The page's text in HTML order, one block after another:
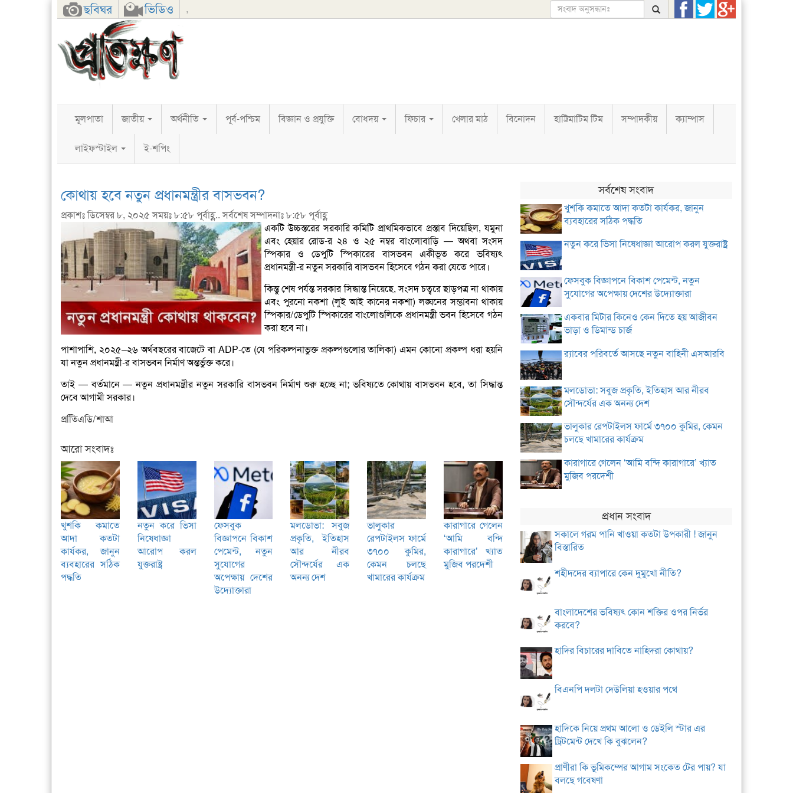
ছবিঘর ভিডিও ,
FacebookTwitterGoogle+
মূলপাতা জাতীয় অর্থনীতি পূর্ব-পশ্চিম বিজ্ঞান ও প্রযুক্তি বোধদয় ফিচার খেলার মাঠ বিনোদন হাট্টিমাটিম টিম সম্পাদকীয় ক্যাম্পাস
লাইফস্টাইল ই-শপিং
কোথায় হবে নতুন প্রধানমন্ত্রীর বাসভবন?
প্রকাশঃ ডিসেম্বর ৮, ২০২৫ সময়ঃ ৮:৫৮ পূর্বাহ্ণ.. সর্বশেষ সম্পাদনাঃ ৮:৫৮ পূর্বাহ্ণ
একটি উচ্চস্তরের সরকারি কমিটি প্রাথমিকভাবে প্রস্তাব দিয়েছিল, যমুনা
এবং হেয়ার রোড-র ২৪ ও ২৫ নম্বর বাংলোবাড়ি — অথবা সংসদ
স্পিকার ও ডেপুটি স্পিকারেরবাসভবন একীভূত করে ভবিষ্যৎ
প্রধানমন্ত্রী-র নতুন সরকারি বাসভবন হিসেবে গঠন করা যেতে পারে।
কিন্তু শেষ পর্যন্ত সরকার সিদ্ধান্ত নিয়েছে, সংসদ চত্বরে ছাড়পত্র না থাকায়
এবং পুরনো নকশা (লুই আই কানের নকশা) লঙ্ঘনের সম্ভাবনা থাকায়
স্পিকার/ডেপুটিস্পিকারের বাংলোগুলিকে প্রধানমন্ত্রী ভবন হিসেবে গঠন
করা হবে না।
পাশাপাশি, ২০২৫–২৬ অর্থবছরের বাজেটে বা ADP-তে (যে পরিকল্পনাভুক্ত প্রকল্পগুলোর তালিকা) এমন কোনো প্রকল্প ধরা হয়নি
যা নতুন প্রধানমন্ত্রী-র বাসভবননির্মাণ অন্তর্ভুক্ত করে।
তাই — বর্তমানে — নতুন প্রধানমন্ত্রীর নতুন সরকারি বাসভবন নির্মাণ শুরু হচ্ছে না; ভবিষ্যতে কোথায় বাসভবন হবে, তা সিদ্ধান্ত
দেবে আগামী সরকার।
প্রতিিএডি/শাআ
আরো সংবাদঃ
খুশকি কমাতে
আদা কতটা
কার্যকর, জানুন
ব্যবহারের সঠিক
পদ্ধতি
নতুন করে ভিসা
নিষেধাজ্ঞা
আরোপ করল
যুক্তরাষ্ট্র
ফেসবুক
বিজ্ঞাপনে বিকাশ
পেমেন্ট, নতুন
সুযোগের
অপেক্ষায় দেশের
উদ্যোক্তারা
মলডোভা: সবুজ
প্রকৃতি, ইতিহাস
আর নীরব
সৌন্দর্যের এক
অনন্য দেশ
ভালুকার
রেপটাইলস ফার্মে
৩৭০০ কুমির,
কেমন চলছে
খামারের কার্যক্রম
কারাগারে গেলেন
‘আমি বন্দি
কারাগারে’ খ্যাত
মুজিব পরদেশী
সর্বশেষ সংবাদ
খুশকি কমাতে আদা কতটা কার্যকর, জানুন
ব্যবহারের সঠিক পদ্ধতি
নতুন করে ভিসা নিষেধাজ্ঞা আরোপ করল যুক্তরাষ্ট্র
ফেসবুক বিজ্ঞাপনে বিকাশ পেমেন্ট, নতুন
সুযোগের অপেক্ষায় দেশের উদ্যোক্তারা
একবার মিটার কিনেও কেন দিতে হয় আজীবন
ভাড়া ও ডিমান্ড চার্জ
র‌্যাবের পরিবর্তে আসছে নতুন বাহিনী এসআরবি
মলডোভা: সবুজ প্রকৃতি, ইতিহাস আর নীরব
সৌন্দর্যের এক অনন্য দেশ
ভালুকার রেপটাইলস ফার্মে ৩৭০০ কুমির, কেমন
চলছে খামারের কার্যক্রম
কারাগারে গেলেন ‘আমি বন্দি কারাগারে’ খ্যাত
মুজিব পরদেশী
প্রধান সংবাদ
সকালে গরম পানি খাওয়া কতটা উপকারী ! জানুন
বিস্তারিত
শহীদদের ব্যাপারে কেন দুমুখো নীতি?
বাংলাদেশের ভবিষ্যৎ কোন শক্তির ওপর নির্ভর
করবে?
হাদির বিচারের দাবিতে নাহিদরা কোথায়?
বিএনপি দলটা দেউলিয়া হওয়ার পথে
হাদিকে নিয়ে প্রথম আলো ও ডেইলি স্টার এর
ট্রিটমেন্ট দেখে কি বুঝলেন?
প্রাণীরা কি ভূমিকম্পের আগাম সংকেত টের পায়? যা
বলছে গবেষণা